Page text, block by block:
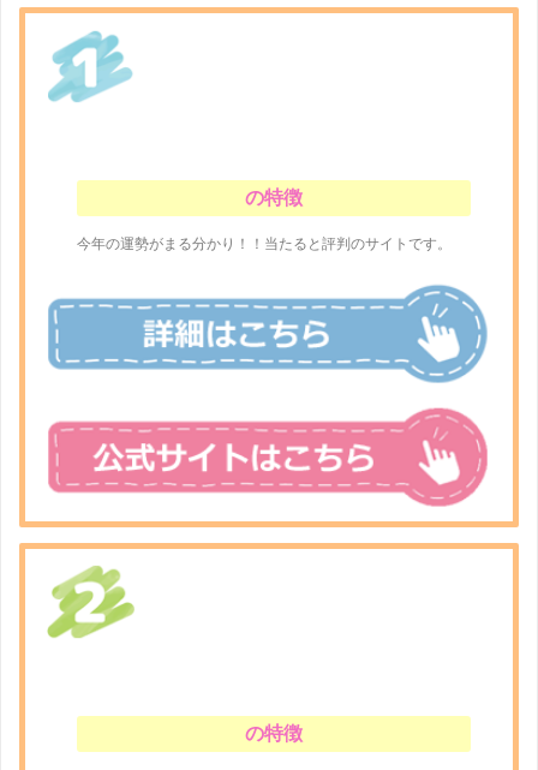
の特徴
今年の運勢がまる分かり！！当たると評判のサイトです。
の特徴